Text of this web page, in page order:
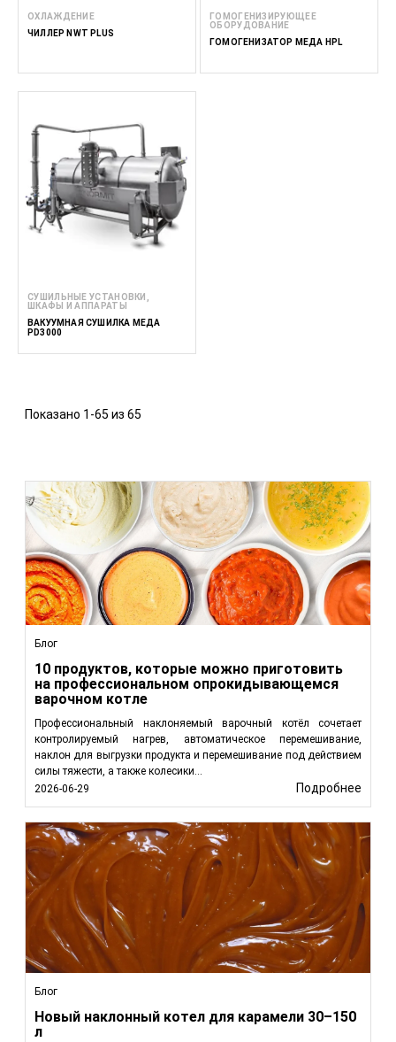
ОХЛАЖДЕНИЕ
ЧИЛЛЕР NWT PLUS
ГОМОГЕНИЗИРУЮЩЕЕ
ОБОРУДОВАНИЕ
ГОМОГЕНИЗАТОР МЕДА HPL
СУШИЛЬНЫЕ УСТАНОВКИ,
ШКАФЫ И АППАРАТЫ
ВАКУУМНАЯ СУШИЛКА МЕДА
PD3000
Показано 1-65 из 65
Блог
10 продуктов, которые можно приготовить
на профессиональном опрокидывающемся
варочном котле
Профессиональный наклоняемый варочный котёл сочетает
контролируемый нагрев, автоматическое перемешивание,
наклон для выгрузки продукта и перемешивание под действием
силы тяжести, а также колесики...
2026-06-29
Подробнее
Блог
Новый наклонный котел для карамели 30–150
л